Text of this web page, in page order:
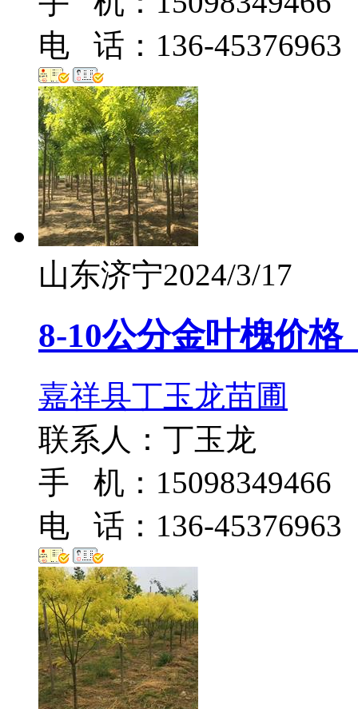
电 话：136-45376963
山东济宁2024/3/17
8-10公分金叶槐价格
嘉祥县丁玉龙苗圃
联系人：丁玉龙
手 机：15098349466
电 话：136-45376963